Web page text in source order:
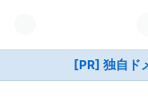
[PR] 独自ド